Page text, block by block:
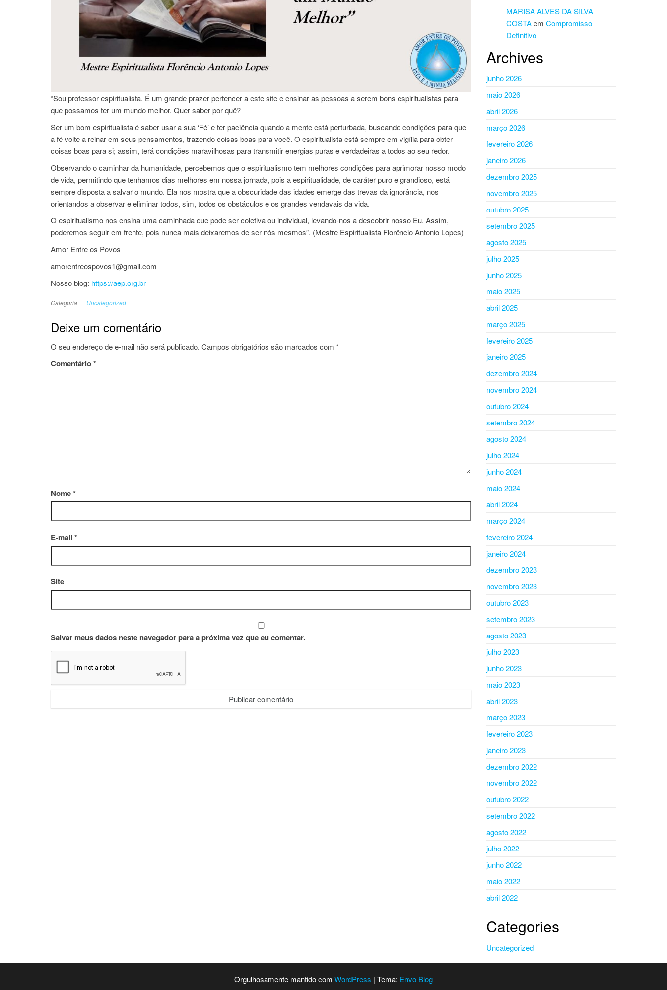
“Sou professor espiritualista. É um grande prazer pertencer a este site e ensinar as pessoas a serem bons espiritualistas para
que possamos ter um mundo melhor. Quer saber por quê?
Ser um bom espiritualista é saber usar a sua ‘Fé’ e ter paciência quando a mente está perturbada, buscando condições para que
a fé volte a reinar em seus pensamentos, trazendo coisas boas para você. O espiritualista está sempre em vigília para obter
coisas boas para si; assim, terá condições maravilhosas para transmitir energias puras e verdadeiras a todos ao seu redor.
Observando o caminhar da humanidade, percebemos que o espiritualismo tem melhores condições para aprimorar nosso modo
de vida, permitindo que tenhamos dias melhores em nossa jornada, pois a espiritualidade, de caráter puro e grandioso, está
sempre disposta a salvar o mundo. Ela nos mostra que a obscuridade das idades emerge das trevas da ignorância, nos
orientandos a observar e eliminar todos, sim, todos os obstáculos e os grandes vendavais da vida.
O espiritualismo nos ensina uma caminhada que pode ser coletiva ou individual, levando-nos a descobrir nosso Eu. Assim,
poderemos seguir em frente, pois nunca mais deixaremos de ser nós mesmos”. (Mestre Espiritualista Florêncio Antonio Lopes)
Amor Entre os Povos
amorentreospovos1@gmail.com
Nosso blog: https://aep.org.br
Categoria Uncategorized
Deixe um comentário
O seu endereço de e-mail não será publicado. Campos obrigatórios são marcados com *
Comentário*
Nome*
E-mail *
Site
Salvar meus dados neste navegador para a próxima vez que eu comentar.
MARISA ALVES DA SILVA
COSTAem Compromisso
Definitivo
Archives
junho 2026
maio 2026
abril 2026
março 2026
fevereiro 2026
janeiro 2026
dezembro 2025
novembro 2025
outubro 2025
setembro 2025
agosto 2025
julho 2025
junho 2025
maio 2025
abril 2025
março 2025
fevereiro 2025
janeiro 2025
dezembro 2024
novembro 2024
outubro 2024
setembro 2024
agosto 2024
julho 2024
junho 2024
maio 2024
abril 2024
março 2024
fevereiro 2024
janeiro 2024
dezembro 2023
novembro 2023
outubro 2023
setembro 2023
agosto 2023
julho 2023
junho 2023
maio 2023
abril 2023
março 2023
fevereiro 2023
janeiro 2023
dezembro 2022
novembro 2022
outubro 2022
setembro 2022
agosto 2022
julho 2022
junho 2022
maio 2022
abril 2022
Categories
Uncategorized
Orgulhosamente mantido com WordPress | Tema: Envo Blog